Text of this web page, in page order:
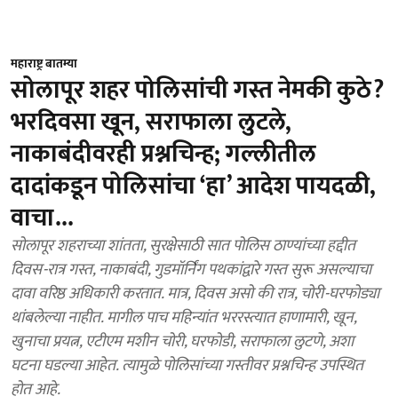
महाराष्ट्र बातम्या
सोलापूर शहर पोलिसांची गस्त नेमकी कुठे?
भरदिवसा खून, सराफाला लुटले,
नाकाबंदीवरही प्रश्नचिन्ह; गल्लीतील
दादांकडून पोलिसांचा ‘हा’ आदेश पायदळी,
वाचा...
सोलापूर शहराच्या शांतता, सुरक्षेसाठी सात पोलिस ठाण्यांच्या हद्दीत
दिवस-रात्र गस्त, नाकाबंदी, गुडमॉर्निंग पथकांद्वारे गस्त सुरू असल्याचा
दावा वरिष्ठ अधिकारी करतात. मात्र, दिवस असो की रात्र, चोरी-घरफोड्या
थांबलेल्या नाहीत. मागील पाच महिन्यांत भररस्त्यात हाणामारी, खून,
खुनाचा प्रयत्न, एटीएम मशीन चोरी, घरफोडी, सराफाला लुटणे, अशा
घटना घडल्या आहेत. त्यामुळे पोलिसांच्या गस्तीवर प्रश्नचिन्ह उपस्थित
होत आहे.